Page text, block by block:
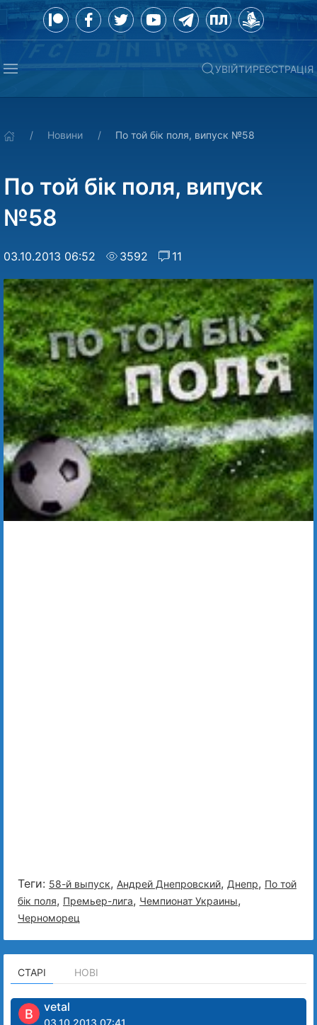
УВІЙТИРЕЄСТРАЦІЯ
Новини По той бiк поля, випуск №58
По той бiк поля, випуск
№58
03.10.2013 06:52 3592 11
Теги: 58-й выпуск, Андрей Днепровский, Днепр, По той
бiк поля, Премьер-лига, Чемпионат Украины,
Черноморец
СТАРІ НОВІ
В vetal
03.10.2013 07:41